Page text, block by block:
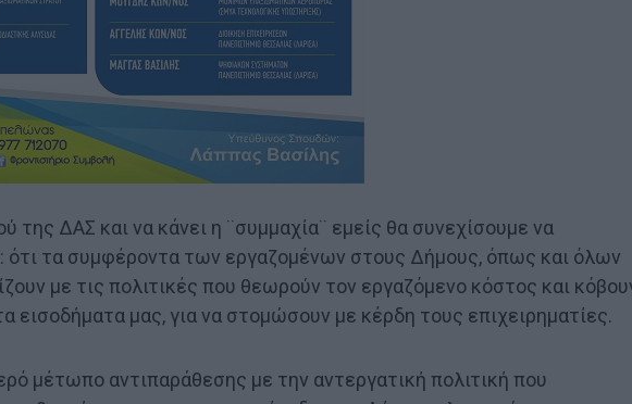
της ΔΑΣ και να κάνει η ¨συμμαχία¨ εμείς θα συνεχίσουμε να
ότι τα συμφέροντα των εργαζομένων στους Δήμους, όπως και όλων
με τις πολιτικές που θεωρούν τον εργαζόμενο κόστος και
εισοδήματα μας, για να στομώσουν με κέρδη τους επιχειρηματίες.
μέτωπο αντιπαράθεσης με την αντεργατική πολιτική που